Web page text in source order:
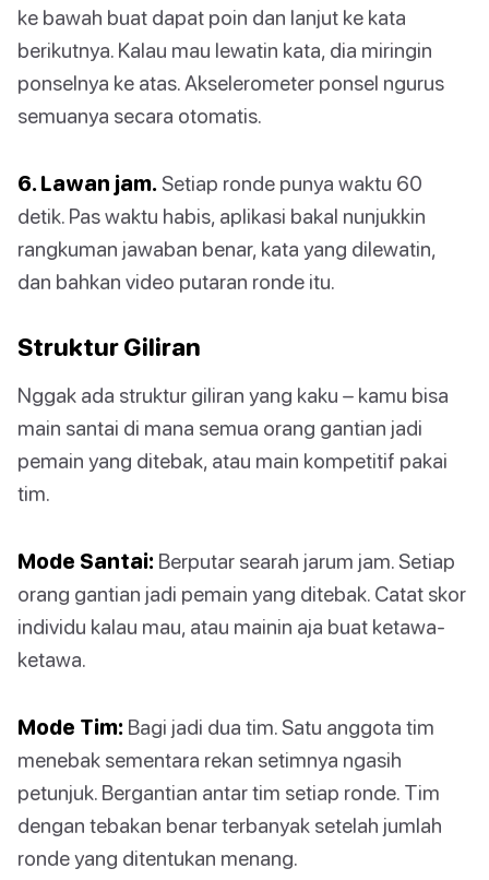
ke bawah buat dapat poin dan lanjut ke kata
berikutnya. Kalau mau lewatin kata, dia miringin
ponselnya ke atas. Akselerometer ponsel ngurus
semuanya secara otomatis.
6. Lawan jam. Setiap ronde punya waktu 60
detik. Pas waktu habis, aplikasi bakal nunjukkin
rangkuman jawaban benar, kata yang dilewatin,
dan bahkan video putaran ronde itu.
Struktur Giliran
Nggak ada struktur giliran yang kaku – kamu bisa
main santai di mana semua orang gantian jadi
pemain yang ditebak, atau main kompetitif pakai
tim.
Mode Santai: Berputar searah jarum jam. Setiap
orang gantian jadi pemain yang ditebak. Catat skor
individu kalau mau, atau mainin aja buat ketawa-
ketawa.
Mode Tim: Bagi jadi dua tim. Satu anggota tim
menebak sementara rekan setimnya ngasih
petunjuk. Bergantian antar tim setiap ronde. Tim
dengan tebakan benar terbanyak setelah jumlah
ronde yang ditentukan menang.